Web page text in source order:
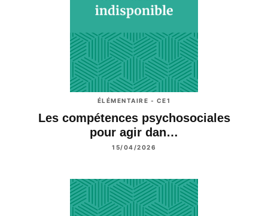
ÉLÉMENTAIRE - CE1
Les compétences psychosociales
pour agir dan…
15/04/2026